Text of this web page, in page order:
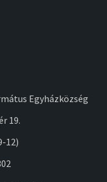
Egyházközség
19.
12)